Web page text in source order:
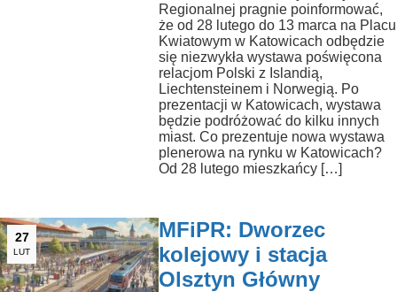
Regionalnej pragnie poinformować,
że od 28 lutego do 13 marca na Placu
Kwiatowym w Katowicach odbędzie
się niezwykła wystawa poświęcona
relacjom Polski z Islandią,
Liechtensteinem i Norwegią. Po
prezentacji w Katowicach, wystawa
będzie podróżować do kilku innych
miast. Co prezentuje nowa wystawa
plenerowa na rynku w Katowicach?
Od 28 lutego mieszkańcy […]
27
LUT
MFiPR: Dworzec
kolejowy i stacja
Olsztyn Główny